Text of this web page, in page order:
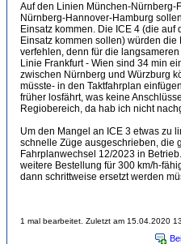
Auf den Linien München-Nürnberg-
Nürnberg-Hannover-Hamburg
Einsatz kommen. Die ICE 4 (die
Einsatz kommen sollen) würden
verfehlen, denn für die
Linie Frankfurt - Wien sind 34 min
zwischen Nürnberg und Würzburg
müsste- in den Taktfahrplan
früher losfährt, was keine
Regiobereich, da hab ich nicht
Um den Mangel an ICE 3 etwas zu
schnelle Züge ausgeschrieben, die
Fahrplanwechsel 12/2023 in
weitere Bestellung für 300 km/h-
dann schrittweise ersetzt werden
1 mal bearbeitet. Zuletzt am 15.04.2020